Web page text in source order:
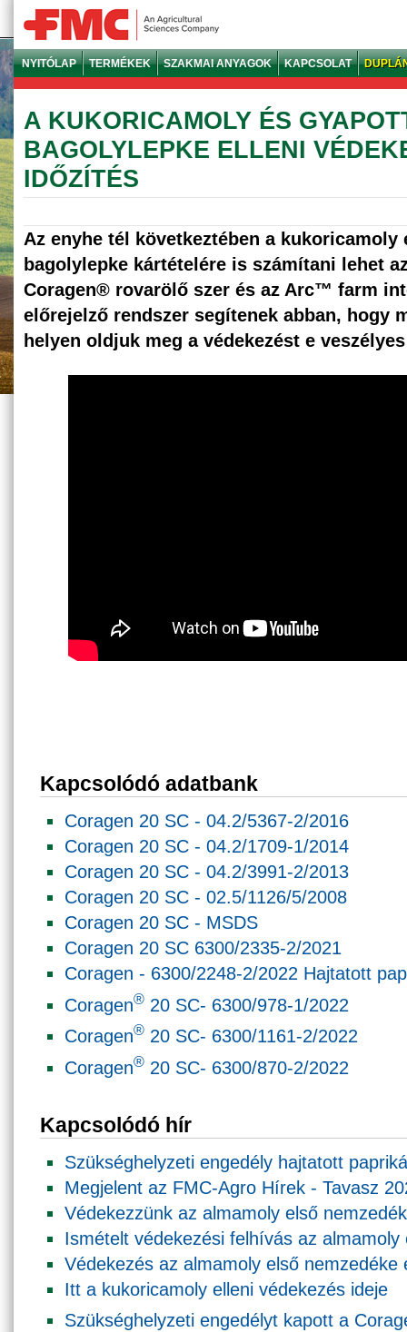
NYITÓLAP TERMÉKEK SZAKMAI ANYAGOK KAPCSOLAT
A KUKORICAMOLY ÉS
BAGOLYLEPKE ELLENI
IDŐZÍTÉS
Az enyhe tél következtében a kukoricamoly
bagolylepke kártételére is számítani lehet
Coragen® rovarölő szer és az Arc™ farm
előrejelző rendszer segítenek abban, hogy
helyen oldjuk meg a védekezést e
Kapcsolódó adatbank
Coragen 20 SC - 04.2/5367-2/2016
Coragen 20 SC - 04.2/1709-1/2014
Coragen 20 SC - 04.2/3991-2/2013
Coragen 20 SC - 02.5/1126/5/2008
Coragen 20 SC - MSDS
Coragen 20 SC 6300/2335-2/2021
Coragen - 6300/2248-2/2022 Hajtatott
Coragen® 20 SC- 6300/978-1/2022
Coragen® 20 SC- 6300/1161-2/2022
Coragen® 20 SC- 6300/870-2/2022
Kapcsolódó hír
Szükséghelyzeti engedély hajtatott
Megjelent az FMC-Agro Hírek - Tavasz
Védekezzünk az almamoly első
Ismételt védekezési felhívás az almamoly
Védekezés az almamoly első nemzedéke
Itt a kukoricamoly elleni védekezés ideje
Szükséghelyzeti engedélyt kapott a